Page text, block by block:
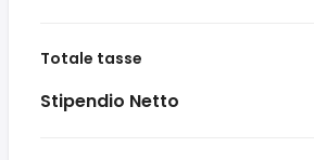
Totale tasse
Stipendio Netto